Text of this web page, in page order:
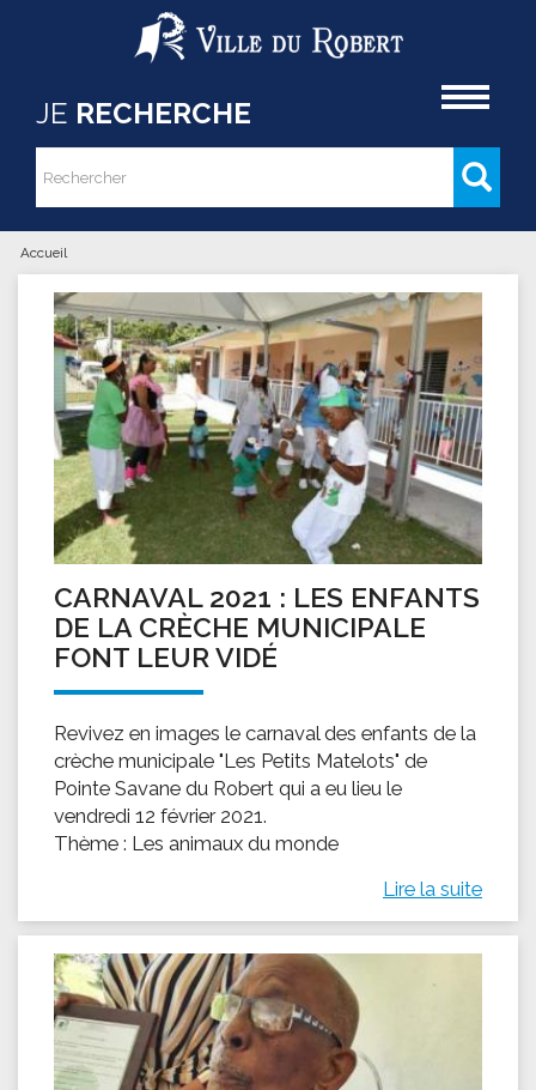
Aller au contenu principal
JE RECHERCHE
Formulaire de recherche
Rechercher
Vous êtes ici
Accueil
CARNAVAL 2021 : LES ENFANTS
DE LA CRÈCHE MUNICIPALE
FONT LEUR VIDÉ
Revivez en images le carnaval des enfants de la
crèche municipale "Les Petits Matelots" de
Pointe Savane du Robert qui a eu lieu le
vendredi 12 février 2021.
Thème : Les animaux du monde
Lire la suite